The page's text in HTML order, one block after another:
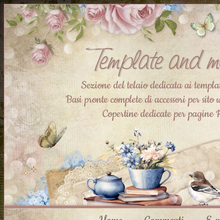
Sezione del telaio dedicata ai
Basi pronte complete di accessori per
Copertine dedicate per pagine